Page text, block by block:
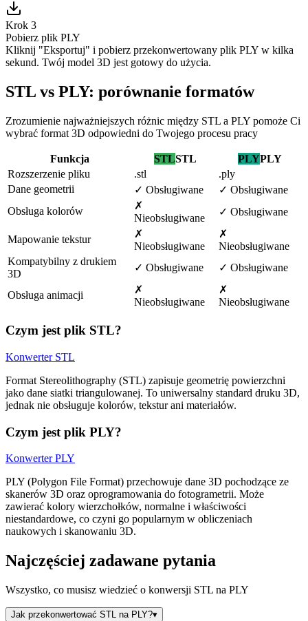
Krok 3
Pobierz plik PLY
Kliknij "Eksportuj" i pobierz przekonwertowany plik PLY w kilka
sekund. Twój model 3D jest gotowy do użycia.
STL vs PLY: porównanie formatów
Zrozumienie najważniejszych różnic między STL a PLY pomoże Ci
wybrać format 3D odpowiedni do Twojego procesu pracy
Funkcja STLSTL PLYPLY
Rozszerzenie pliku
.stl
.ply
Dane geometrii
✓ Obsługiwane ✓ Obsługiwane
Obsługa kolorów
✗
Nieobsługiwane
✓ Obsługiwane
Mapowanie tekstur
✗
Nieobsługiwane
✗
Nieobsługiwane
Kompatybilny z drukiem
3D
✓ Obsługiwane ✓ Obsługiwane
Obsługa animacji
✗
Nieobsługiwane
✗
Nieobsługiwane
Czym jest plik STL?
Konwerter STL
Format Stereolithography (STL) zapisuje geometrię powierzchni
jako dane siatki triangulowanej. To uniwersalny standard druku 3D,
jednak nie obsługuje kolorów, tekstur ani materiałów.
Czym jest plik PLY?
Konwerter PLY
PLY (Polygon File Format) przechowuje dane 3D pochodzące ze
skanerów 3D oraz oprogramowania do fotogrametrii. Może
zawierać kolory wierzchołków, normalne i właściwości
niestandardowe, co czyni go popularnym w obliczeniach
naukowych i skanowaniu 3D.
Najczęściej zadawane pytania
Wszystko, co musisz wiedzieć o konwersji STL na PLY
Jak przekonwertować STL na PLY?▾